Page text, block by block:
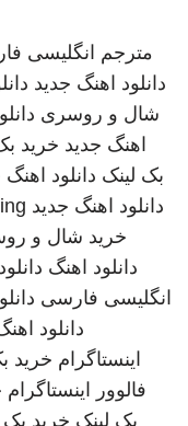
مترجم انگلیسی
دانلود اهنگ جدید
شال و روسری
اهنگ جدید خرید
بک لینک دانلود
دانلود اهنگ جدید
خرید شال و
دانلود اهنگ
انگلیسی فارسی
دانلود
اینستاگرام خرید
فالوور اینستاگرام
بک لینک خرید بک